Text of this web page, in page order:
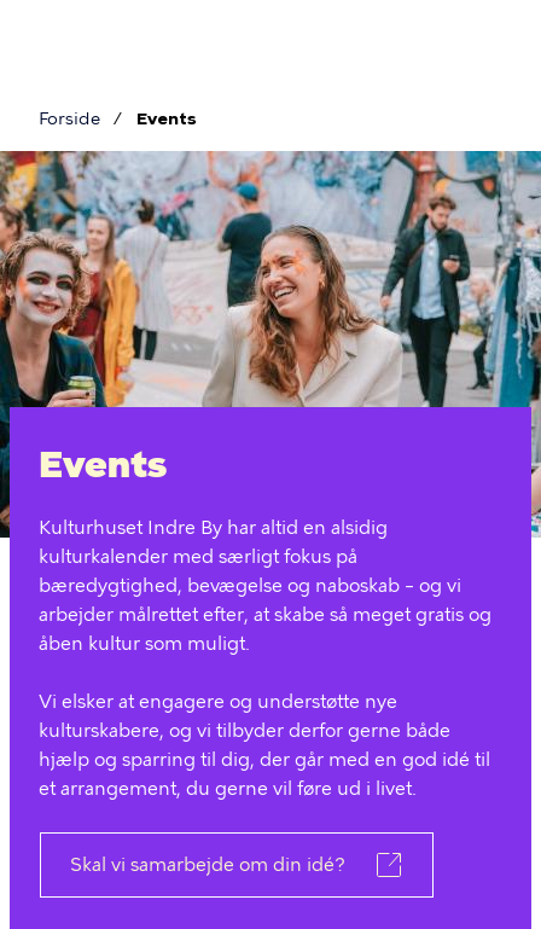
Brødkrumme
Forside Events
Events
Events
Kulturhuset Indre By har altid en alsidig
kulturkalender med særligt fokus på
bæredygtighed, bevægelse og naboskab – og vi
arbejder målrettet efter, at skabe så meget gratis og
åben kultur som muligt.
Vi elsker at engagere og understøtte nye
kulturskabere, og vi tilbyder derfor gerne både
hjælp og sparring til dig, der går med en god idé til
et arrangement, du gerne vil føre ud i livet.
Skal vi samarbejde om din idé?